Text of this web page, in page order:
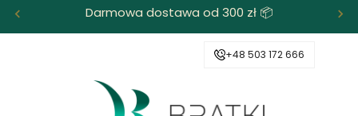
Darmowa dostawa od 300 zł 📦
+48 503 172 666